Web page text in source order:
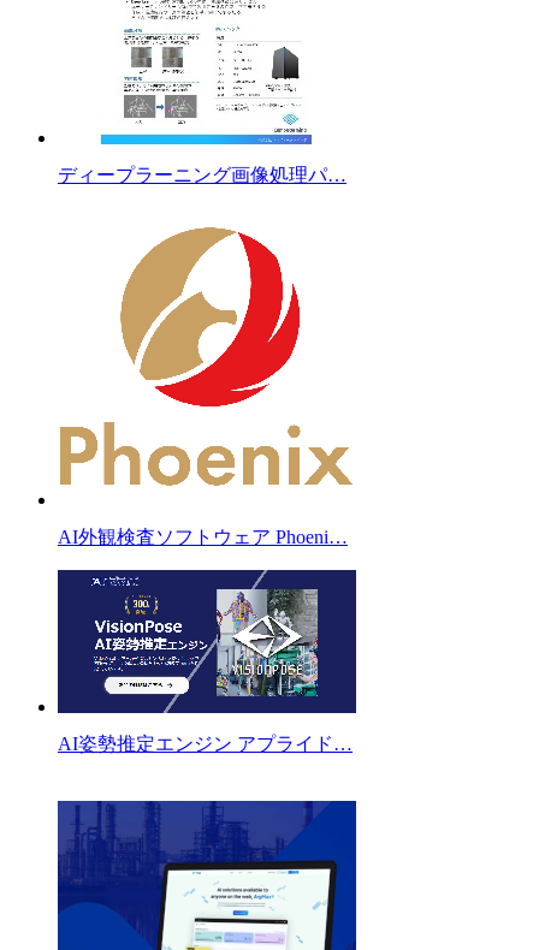
ディープラーニング画像処理パ…
AI外観検査ソフトウェア Phoeni…
AI姿勢推定エンジン アプライド…